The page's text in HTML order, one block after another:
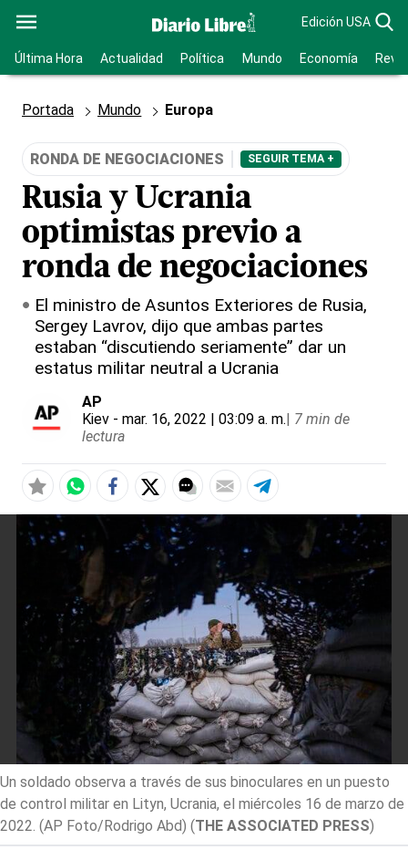
Edición USA
Última Hora Actualidad Política Mundo Economía
Portada Mundo Europa
RONDA DE NEGOCIACIONES SEGUIR TEMA +
Rusia y Ucrania
optimistas previo a
ronda de negociaciones
El ministro de Asuntos Exteriores de Rusia,
Sergey Lavrov, dijo que ambas partes
estaban “discutiendo seriamente” dar un
estatus militar neutral a Ucrania
AP
Kiev - mar. 16, 2022 | 03:09 a. m.| 7 min de
lectura
Un soldado observa a través de sus binoculares en un puesto
de control militar en Lityn, Ucrania, el miércoles 16 de marzo de
2022. (AP Foto/Rodrigo Abd) (THE ASSOCIATED PRESS)